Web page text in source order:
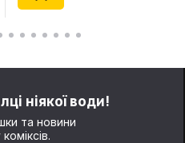
ніякої води!
та новини
коміксів.